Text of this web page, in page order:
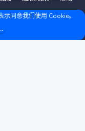
Microsoft Marketplace
同意我们使用 Cookie。